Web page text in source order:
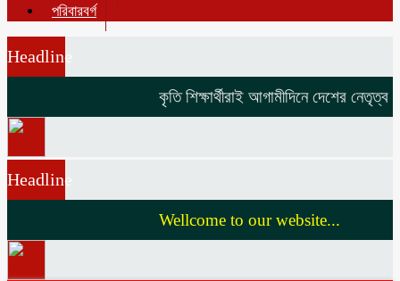
পরিবারবর্গ
Headline
কৃতি শিক্ষার্থীরাই আগামীদিনে দেশের নেতৃত্ব
Headline
Wellcome to our website...